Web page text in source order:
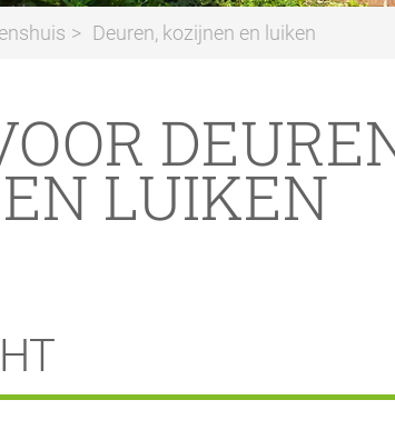
Deuren, kozijnen en luiken
EN LUIKEN